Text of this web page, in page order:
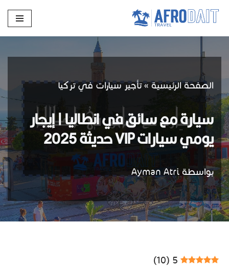
الصفحة الرئيسية»تأجير سيارات في تركيا
سيارة مع سائق في انطاليا | إيجار
يومي سيارات VIP حديثة 2025
بواسطة Ayman Atri
5
(
10
)